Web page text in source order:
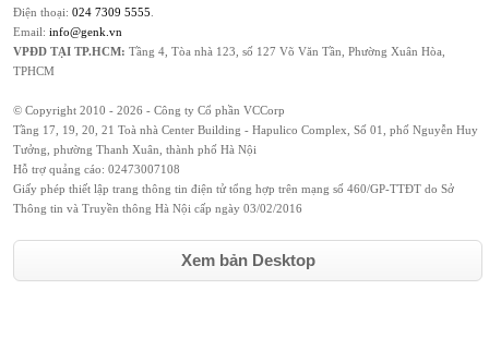
Điện thoại: 024 7309 5555
Email: info@genk.vn
VPĐD TẠI TP.HCM: Tầng 4, Tòa nhà 123, số 127 Võ Văn Tần, Phường Xuân Hòa,
TPHCM
© Copyright 2010 - 2026 - Công ty Cổ phần VCCorp
Tầng 17, 19, 20, 21 Toà nhà Center Building - Hapulico Complex, Số 01, phố Nguyễn Huy
Tưởng, phường Thanh Xuân, thành phố Hà Nội
Hỗ trợ quảng cáo: 02473007108
Giấy phép thiết lập trang thông tin điện tử tổng hợp trên mạng số 460/GP-TTĐT do Sở
Thông tin và Truyền thông Hà Nội cấp ngày 03/02/2016
Xem bản Desktop